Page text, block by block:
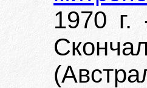
1970 г.